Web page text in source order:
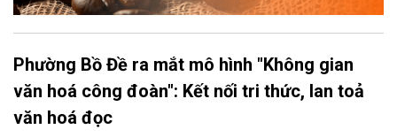
Phường Bồ Đề ra mắt mô hình "Không gian
văn hoá công đoàn": Kết nối tri thức, lan toả
văn hoá đọc